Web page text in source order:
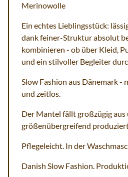
Merinowolle
Ein echtes Lieblingsstück:
dank feiner-Struktur absolut
kombinieren - ob über Kleid,
und ein stilvoller Begleiter
Slow Fashion aus Dänemark -
und zeitlos.
Der Mantel fällt großzügig aus
größenübergreifend
Pflegeleicht. In der
Danish Slow Fashion.